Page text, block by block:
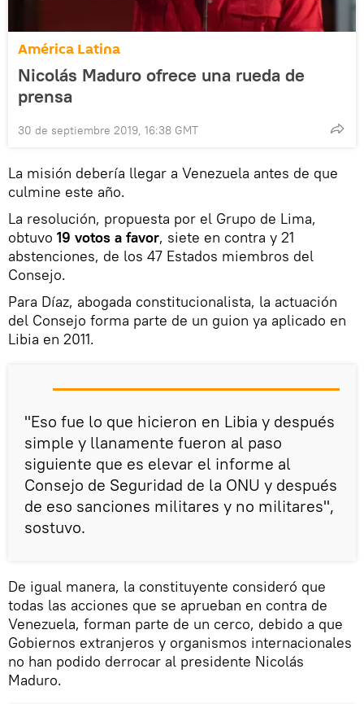
América Latina
Nicolás Maduro ofrece una rueda de
prensa
30 de septiembre 2019, 16:38 GMT
La misión debería llegar a Venezuela antes de que
culmine este año.
La resolución, propuesta por el Grupo de Lima,
obtuvo 19 votos a favor, siete en contra y 21
abstenciones, de los 47 Estados miembros del
Consejo.
Para Díaz, abogada constitucionalista, la actuación
del Consejo forma parte de un guion ya aplicado en
Libia en 2011.
"Eso fue lo que hicieron en Libia y después
simple y llanamente fueron al paso
siguiente que es elevar el informe al
Consejo de Seguridad de la ONU y después
de eso sanciones militares y no militares",
sostuvo.
De igual manera, la constituyente consideró que
todas las acciones que se aprueban en contra de
Venezuela, forman parte de un cerco, debido a que
Gobiernos extranjeros y organismos internacionales
no han podido derrocar al presidente Nicolás
Maduro.